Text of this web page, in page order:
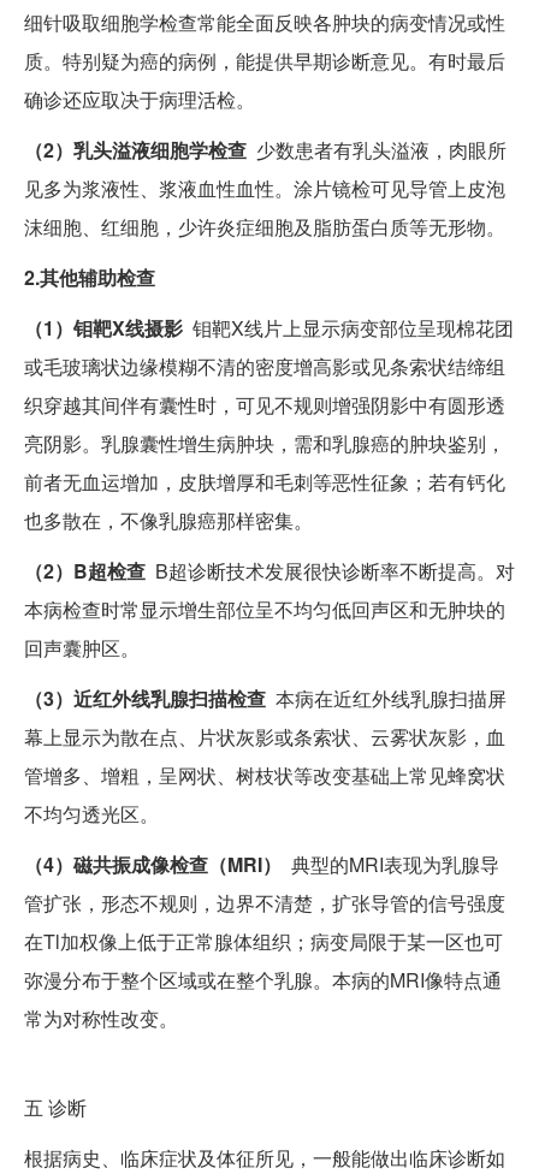
细针吸取细胞学检查常能全面反映各肿块的病变情况或性
质。特别疑为癌的病例，能提供早期诊断意见。有时最后
确诊还应取决于病理活检。
（2）乳头溢液细胞学检查 少数患者有乳头溢液，肉眼所
见多为浆液性、浆液血性血性。涂片镜检可见导管上皮泡
沫细胞、红细胞，少许炎症细胞及脂肪蛋白质等无形物。
2.其他辅助检查
（1）钼靶X线摄影 钼靶X线片上显示病变部位呈现棉花团
或毛玻璃状边缘模糊不清的密度增高影或见条索状结缔组
织穿越其间伴有囊性时，可见不规则增强阴影中有圆形透
亮阴影。乳腺囊性增生病肿块，需和乳腺癌的肿块鉴别，
前者无血运增加，皮肤增厚和毛刺等恶性征象；若有钙化
也多散在，不像乳腺癌那样密集。
（2）B超检查 B超诊断技术发展很快诊断率不断提高。对
本病检查时常显示增生部位呈不均匀低回声区和无肿块的
回声囊肿区。
（3）近红外线乳腺扫描检查 本病在近红外线乳腺扫描屏
幕上显示为散在点、片状灰影或条索状、云雾状灰影，血
管增多、增粗，呈网状、树枝状等改变基础上常见蜂窝状
不均匀透光区。
（4）磁共振成像检查（MRI）
典型的MRI表现为乳腺导
管扩张，形态不规则，边界不清楚，扩张导管的信号强度
在Tl加权像上低于正常腺体组织；病变局限于某一区也可
弥漫分布于整个区域或在整个乳腺。本病的MRI像特点通
常为对称性改变。
五 诊断
根据病史、临床症状及体征所见，一般能做出临床诊断如